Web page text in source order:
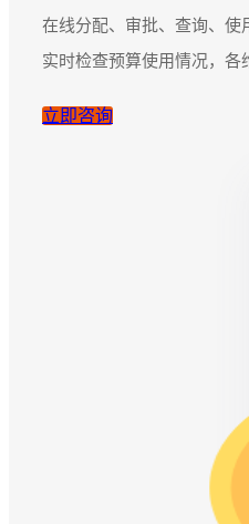
在线分配、审批、查询、使
实时检查预算使用情况，各
立即咨询